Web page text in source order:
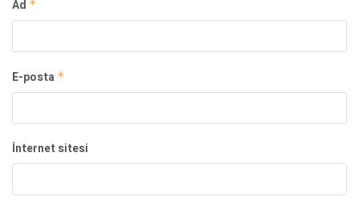
Ad *
E-posta *
İnternet sitesi